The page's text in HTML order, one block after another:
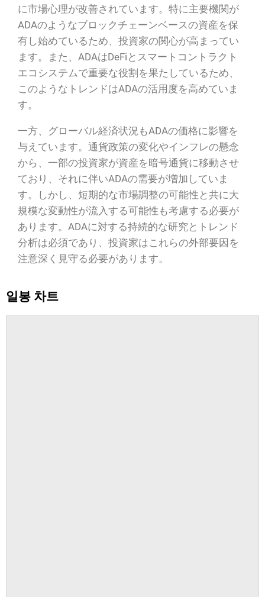
に市場心理が改善されています。特に主要機関が
ADAのようなブロックチェーンベースの資産を保
有し始めているため、投資家の関心が高まってい
ます。また、ADAはDeFiとスマートコントラクト
エコシステムで重要な役割を果たしているため、
このようなトレンドはADAの活用度を高めていま
す。
一方、グローバル経済状況もADAの価格に影響を
与えています。通貨政策の変化やインフレの懸念
から、一部の投資家が資産を暗号通貨に移動させ
ており、それに伴いADAの需要が増加していま
す。しかし、短期的な市場調整の可能性と共に大
規模な変動性が流入する可能性も考慮する必要が
あります。ADAに対する持続的な研究とトレンド
分析は必須であり、投資家はこれらの外部要因を
注意深く見守る必要があります。
일봉 차트